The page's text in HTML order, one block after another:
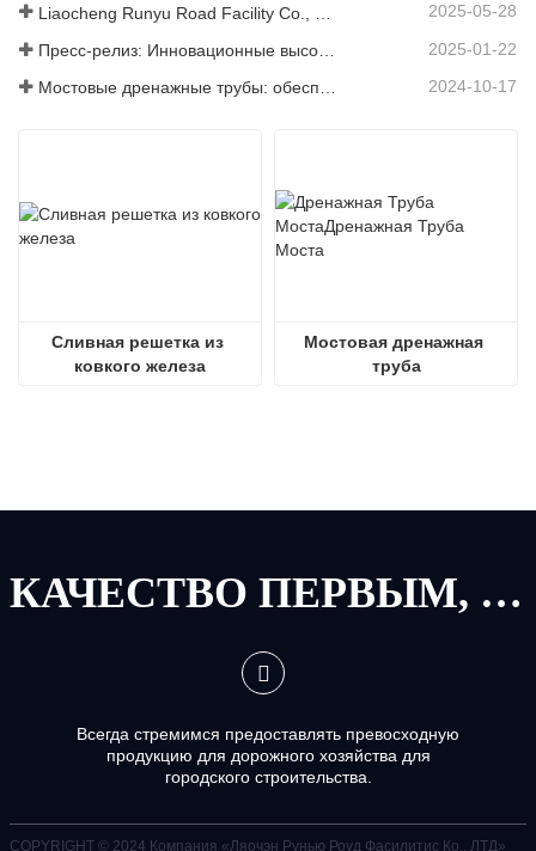
2025-05-28
2025-01-22
2024-10-17
Сливная решетка из
ковкого железа
Мостовая дренажная
труба
КАЧЕСТВО ПЕРВЫМ, СЕРВИС ПЕРВЫМ
Всегда стремимся предоставлять превосходную
продукцию для дорожного хозяйства для
городского строительства.
COPYRIGHT © 2024 Компания «Ляочэн Рунью Роуд Фасилитис Ко., ЛТД»